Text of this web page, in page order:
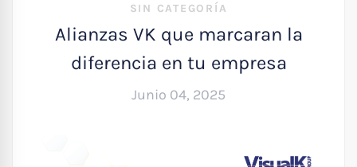
SIN CATEGORÍA
Alianzas VK que marcaran la
diferencia en tu empresa
Junio 04, 2025